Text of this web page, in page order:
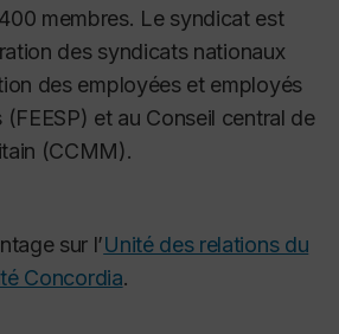
membres. Le syndicat est
des syndicats nationaux
des employées et employés
et au Conseil central de
(CCMM).
sur l’Unité des relations du
Concordia.